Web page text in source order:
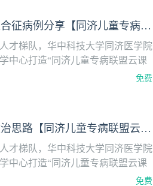
儿童巨噬细胞活化综合征与噬血细胞综合征病例分享【同济儿童专病联盟云课堂第六季】
才梯队，华中科技大学同济医学院
中心打造“同济儿童专病联盟云课
月·第三讲儿童巨噬细胞活化综合征
免费
张天楠：儿童重症流感的早期识别与救治思路【同济儿童专病联盟云课堂第六季】
才梯队，华中科技大学同济医学院
中心打造“同济儿童专病联盟云课
月·第二讲儿童重症流感的早期识别
免费